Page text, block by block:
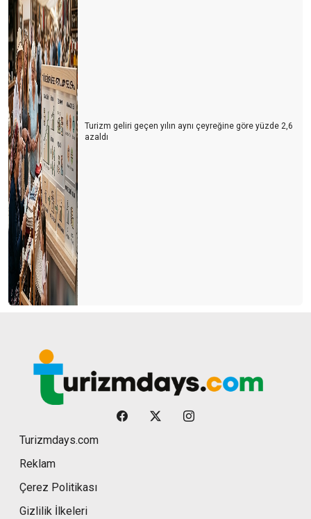
Turizm geliri geçen yılın aynı çeyreğine göre yüzde 2,6
azaldı
Turizmdays.com
Reklam
Çerez Politikası
Gizlilik İlkeleri